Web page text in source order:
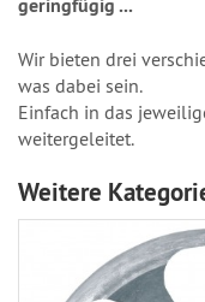
geringfügig ...
Wir bieten drei
was dabei sein.
Einfach in das
weitergeleitet.
Weitere